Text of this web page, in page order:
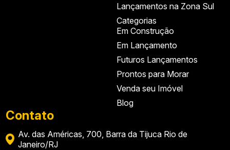
Lançamentos na Zona Sul
Categorias
Em Construção
Em Lançamento
Futuros Lançamentos
Prontos para Morar
Venda seu Imóvel
Blog
Contato
Av. das Américas, 700, Barra da Tijuca Rio de
Janeiro/RJ